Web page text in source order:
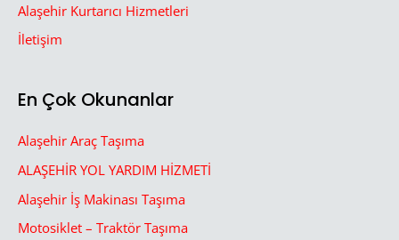
Alaşehir Kurtarıcı Hizmetleri
İletişim
En Çok Okunanlar
Alaşehir Araç Taşıma
ALAŞEHİR YOL YARDIM HİZMETİ
Alaşehir İş Makinası Taşıma
Motosiklet – Traktör Taşıma